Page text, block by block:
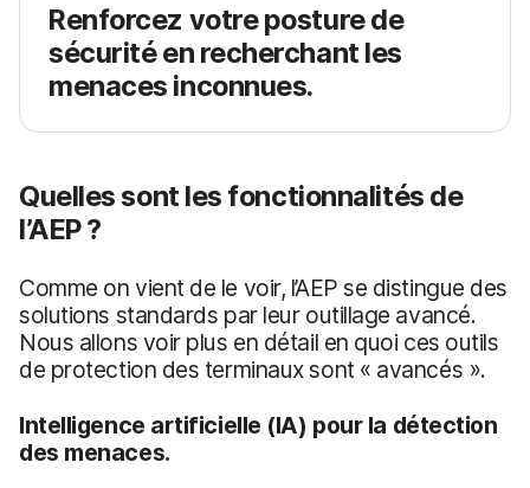
Renforcez votre posture de
sécurité en recherchant les
menaces inconnues.
Quelles sont les fonctionnalités de
l’AEP ?
Comme on vient de le voir, l’AEP se distingue des
solutions standards par leur outillage avancé.
Nous allons voir plus en détail en quoi ces outils
de protection des terminaux sont « avancés ».
Intelligence artificielle (IA) pour la détection
des menaces.